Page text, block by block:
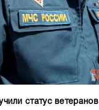
статус ветеранов